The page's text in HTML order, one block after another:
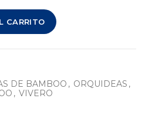
cm.) PACK 50 UNI. cantidad
CARRITO
DE BAMBOO , ORQUIDEAS ,
, VIVERO